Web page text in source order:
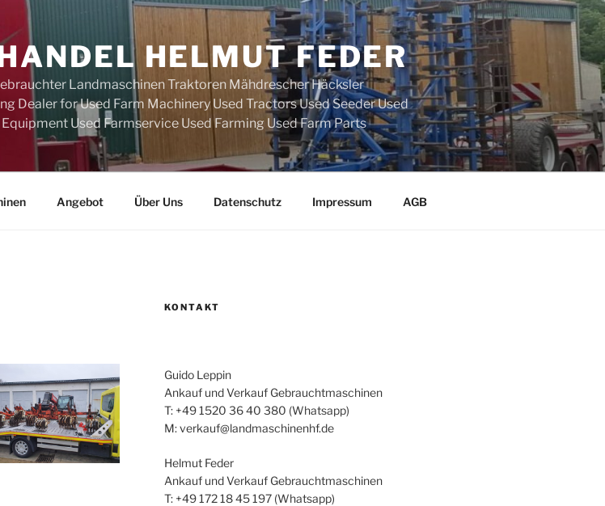
HELMUT FEDER
Landmaschinen Traktoren Mähdrescher Häcksler
Dealer for Used Farm Machinery Used Tractors Used Seeder Used
Used Farmservice Used Farming Used Farm Parts
Angebot Über Uns Datenschutz Impressum AGB
KONTAKT
Guido Leppin
Ankauf und Verkauf Gebrauchtmaschinen
T: +49 1520 36 40 380 (Whatsapp)
M: verkauf@landmaschinenhf.de
Helmut Feder
Ankauf und Verkauf Gebrauchtmaschinen
T: +49 172 18 45 197 (Whatsapp)